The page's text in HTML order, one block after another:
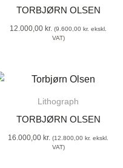
TORBJØRN OLSEN
12.000,00 kr. (9.600,00 kr. ekskl.
VAT)
Lithograph
TORBJØRN OLSEN
16.000,00 kr. (12.800,00 kr. ekskl.
VAT)